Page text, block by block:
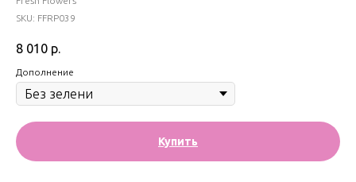
SKU: FFRP039
8 010 р.
Дополнение
Купить